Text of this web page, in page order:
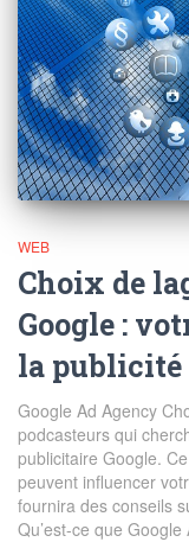
WEB
Choix de
Google :
la publicité
Google Ad Agency
podcasteurs qui
publicitaire Google.
peuvent influencer
fournira des conseils
Qu’est-ce que Google